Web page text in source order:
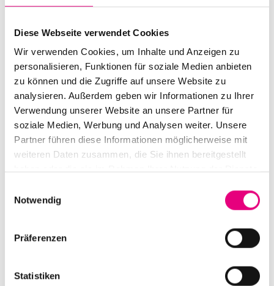
Diese Webseite verwendet Cookies
Wir verwenden Cookies, um Inhalte und Anzeigen zu
personalisieren, Funktionen für soziale Medien anbieten
zu können und die Zugriffe auf unsere Website zu
analysieren. Außerdem geben wir Informationen zu Ihrer
Verwendung unserer Website an unsere Partner für
soziale Medien, Werbung und Analysen weiter. Unsere
Partner führen diese Informationen möglicherweise mit
weiteren Daten zusammen, die Sie ihnen bereitgestellt
Notwendig
Präferenzen
Statistiken
Westley Joseph: drums, vocals”
Box office: €30
Nationality: West Africa
Old Fire Station Mannheim: Brückenstraße2,
Mannheim
Event Series: SonaJobarteh